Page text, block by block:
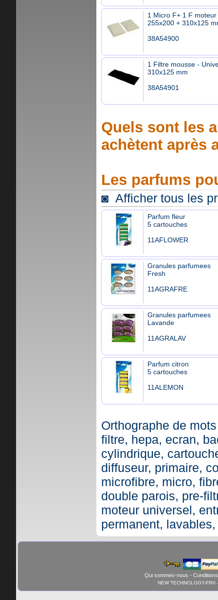
1 Micro F+ 1 F
255x200 + 310x125
38A54900
1 Filtre mousse -
310x125 mm
38A54901
Quels sont les
achètent après
Les parfums
◙ Afficher tous les
Parfum fleur
5 cartouches
11AFLOWER
Granules parfumees
Fresh
11AGRAFRE
Granules parfumees
Lavande
11AGRALAV
Parfum citron
5 cartouches
11ALEMON
Orthographe de
filtre, hepa, ecran,
cylindrique,
diffuseur, primaire,
microfibre, micro,
double parois, pre-
moteur universel,
permanent,
Qui sommes-nous -
NEW TECHNOLOGY-